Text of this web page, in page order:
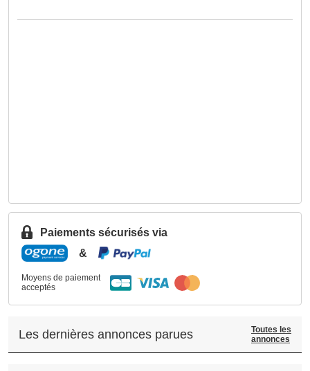
Paiements sécurisés via
&
Moyens de paiement
acceptés
Les dernières annonces parues
Toutes les
annonces